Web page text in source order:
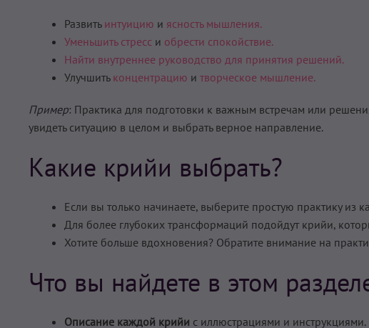
Развить интуицию и ясность мышления.
Уменьшить стресс и обрести спокойствие.
Найти внутреннее руководство для принятия решений.
Улучшить концентрацию и творческое мышление.
Пример: Практика для подготовки к важным встречам или
увидеть ситуацию в целом и выбрать верное направление.
Какие крийи выбрать?
Если вы только начинаете, выберите простую практику из
Для более глубоких трансформаций подойдут крийи,
Хотите больше вдохновения? Обратите внимание на
Что вы найдете в этом
Описание каждой крийи с иллюстрациями и инструкциями.